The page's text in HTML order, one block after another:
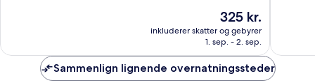
anmeldelser
Prisen
325 kr.
325 kr.
inkluderer skatter og gebyrer
1. sep. - 2. sep.
Sammenlign lignende overnatningssteder